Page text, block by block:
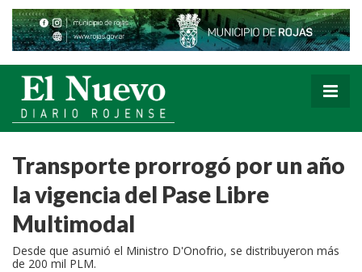
Transporte prorrogó por un año
la vigencia del Pase Libre
Multimodal
Desde que asumió el Ministro D'Onofrio, se distribuyeron más
de 200 mil PLM.